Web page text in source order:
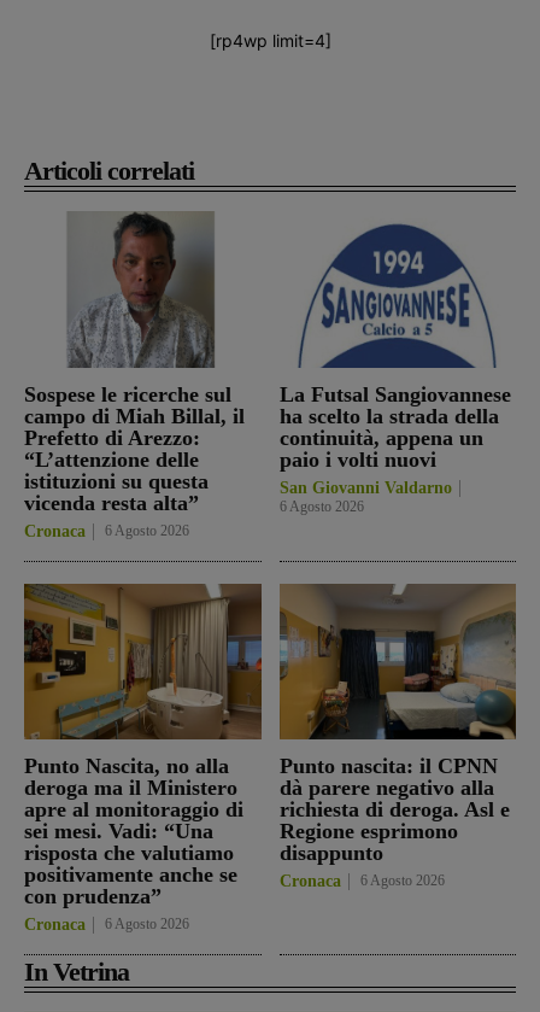
Articoli correlati
Sospese le ricerche sul
campo di Miah Billal, il
Prefetto di Arezzo:
“L’attenzione delle
istituzioni su questa
vicenda resta alta”
Cronaca 6 Agosto 2026
La Futsal Sangiovannese
ha scelto la strada della
continuità, appena un
paio i volti nuovi
San Giovanni Valdarno
6 Agosto 2026
Punto Nascita, no alla
deroga ma il Ministero
apre al monitoraggio di
sei mesi. Vadi: “Una
risposta che valutiamo
positivamente anche se
con prudenza”
Cronaca 6 Agosto 2026
Punto nascita: il CPNN
dà parere negativo alla
richiesta di deroga. Asl e
Regione esprimono
disappunto
Cronaca 6 Agosto 2026
In Vetrina
[rp4wp limit=4]